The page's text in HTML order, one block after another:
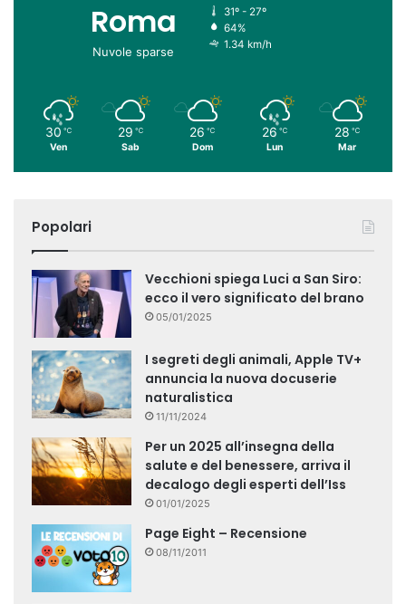
Roma
Nuvole sparse
31º - 27º
64%
1.34 km/h
30 ℃
Ven
29 ℃
Sab
26 ℃
Dom
26 ℃
Lun
28 ℃
Mar
Popolari
Vecchioni spiega Luci a San Siro:
ecco il vero significato del brano
05/01/2025
I segreti degli animali, Apple TV+
annuncia la nuova docuserie
naturalistica
11/11/2024
Per un 2025 all’insegna della
salute e del benessere, arriva il
decalogo degli esperti dell’Iss
01/01/2025
Page Eight – Recensione
08/11/2011